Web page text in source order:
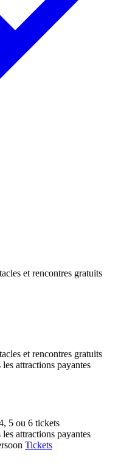
et rencontres gratuits
et rencontres gratuits
attractions payantes
5 ou 6 tickets
attractions payantes
Tickets